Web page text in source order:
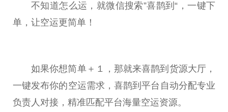
不知道怎么运，就微信搜索”喜鹊到“，一键下
单，让空运更简单！
如果你想简单＋１，那就来喜鹊到货源大厅，
一键发布你的空运需求，喜鹊到平台 自动分配专业
负责人对接，精准匹配平台海量空运资源。